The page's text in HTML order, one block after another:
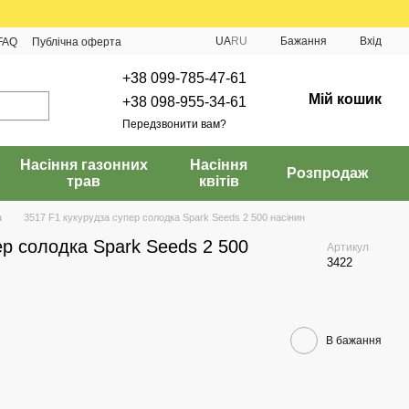
Публічна оферта UARU Бажання Вхід
+38 099-785-47-61
+38 098-955-34-61
Передзвонити вам?
Мій кошик
Насіння газонних
трав
Насіння
квітів
Розпродаж
3517 F1 кукурудза супер солодка Spark Seeds 2 500 насінин
солодка Spark Seeds 2 500
Артикул
3422
В бажання